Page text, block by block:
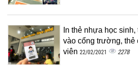
In thẻ nhựa học
vào cổng trường, thẻ
viên 22/02/2021 2278